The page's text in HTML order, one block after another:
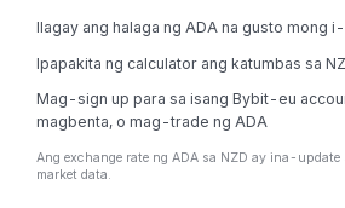
Ilagay ang halaga ng ADA na gusto mong
Ipapakita ng calculator ang katumbas sa
Mag-sign up para sa isang Bybit-eu
magbenta, o mag-trade ng ADA
Ang exchange rate ng ADA sa NZD ay ina-
market data.